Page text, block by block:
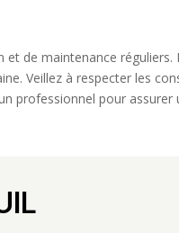
et de maintenance réguliers.
Veillez à respecter les
professionnel pour